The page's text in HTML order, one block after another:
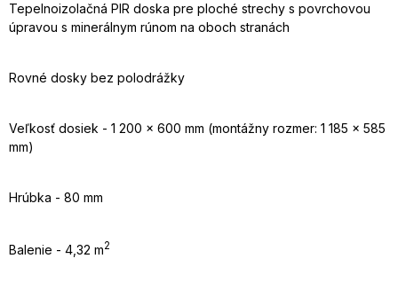
Tepelnoizolačná PIR doska pre ploché strechy s povrchovou
úpravou s minerálnym rúnom na oboch stranách
Rovné dosky bez polodrážky
Veľkosť dosiek - 1 200 x 600 mm (montážny rozmer: 1 185 x 585
mm)
Hrúbka - 80 mm
Balenie - 4,32 m2